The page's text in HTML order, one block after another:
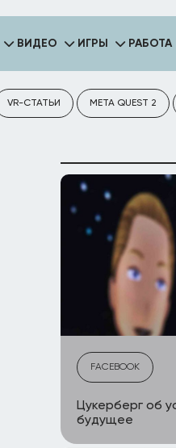
ВИДЕО ИГРЫ РАБОТА
VR-СТАТЬИ META QUEST 2
FACEBOOK
Цукерберг об
будущее